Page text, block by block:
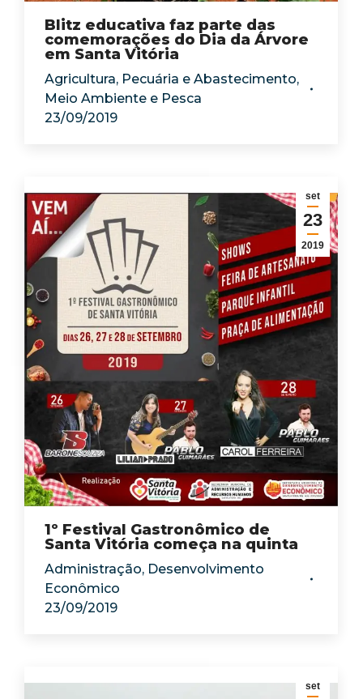
Blitz educativa faz parte das
comemorações do Dia da Árvore
em Santa Vitória
Agricultura, Pecuária e Abastecimento,
Meio Ambiente e Pesca
23/09/2019
set
23
2019
1º Festival Gastronômico de
Santa Vitória começa na quinta
Administração, Desenvolvimento
Econômico
23/09/2019
set